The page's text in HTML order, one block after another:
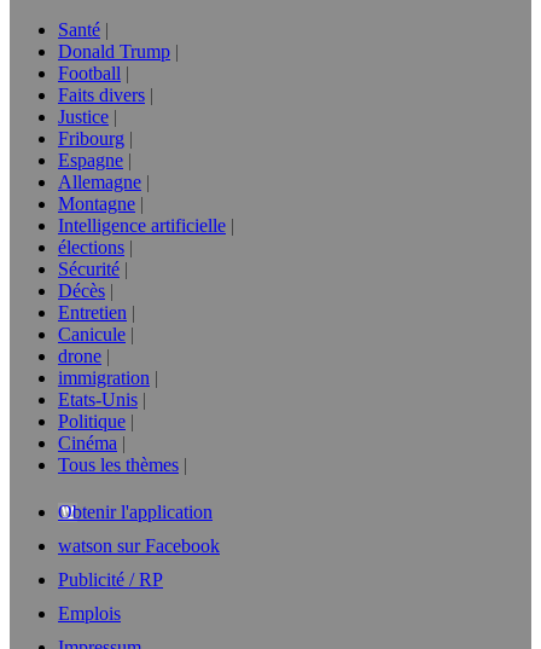
Santé
Donald Trump
Football
Faits divers
Justice
Fribourg
Espagne
Allemagne
Montagne
Intelligence artificielle
élections
Sécurité
Décès
Entretien
Canicule
drone
immigration
Etats-Unis
Politique
Cinéma
Tous les thèmes
Obtenir l'application
watson sur Facebook
Publicité / RP
Emplois